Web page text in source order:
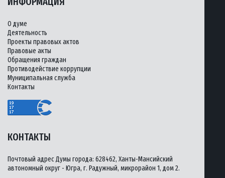
КОНТАКТЫ
Почтовый адрес Думы города: 628462, Ханты-Мансийский
автономный округ - Югра, г. Радужный, микрорайон 1, дом 2.
О думе
Деятельность
Проекты правовых актов
Правовые акты
Обращения граждан
Противодействие коррупции
Муниципальная служба
Контакты